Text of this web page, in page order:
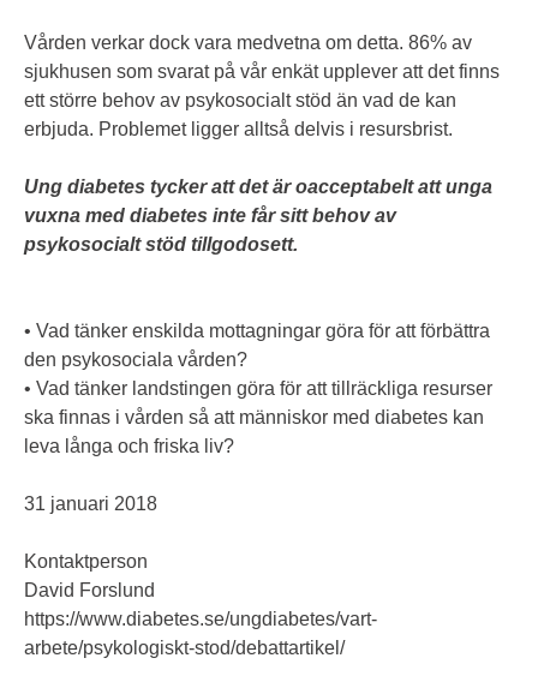
Vården verkar dock vara medvetna om detta. 86% av
sjukhusen som svarat på vår enkät upplever att det finns
ett större behov av psykosocialt stöd än vad de kan
erbjuda. Problemet ligger alltså delvis i resursbrist.
Ung diabetes tycker att det är oacceptabelt att unga
vuxna med diabetes inte får sitt behov av
psykosocialt stöd tillgodosett.
• Vad tänker enskilda mottagningar göra för att förbättra
den psykosociala vården?
• Vad tänker landstingen göra för att tillräckliga resurser
ska finnas i vården så att människor med diabetes kan
leva långa och friska liv?
31 januari 2018
Kontaktperson
David Forslund
https://www.diabetes.se/ungdiabetes/vart-
arbete/psykologiskt-stod/debattartikel/